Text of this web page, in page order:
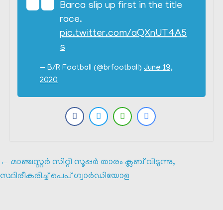
Barca slip up first in the title
race.
pic.twitter.com/aQXnUT4A5
s
— B/R Football (@brfootball) June 19,
2020
← മാഞ്ചസ്റ്റർ സിറ്റി സൂപ്പർ താരം ക്ലബ്‌ വിടുന്നു,
സ്ഥിരീകരിച്ച് പെപ് ഗ്വാർഡിയോള